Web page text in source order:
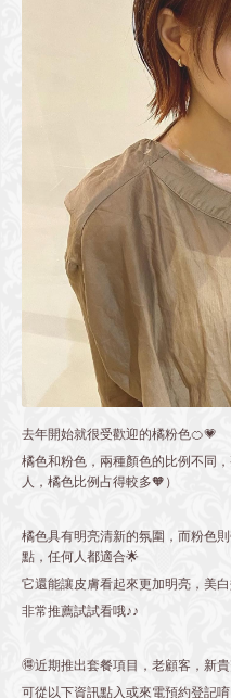
去年開始就很受歡迎的橘粉色🍊💗
橘色和粉色，兩種顏色的比例不同
人，橘色比例占得較多🧡）
橘色具有明亮清新的氛圍，而粉色
點，任何人都適合🌟
它還能讓皮膚看起來更加明亮，美
非常推薦試試看哦♪♪
🉐近期推出套餐項目，老顧客，新
可從以下資訊點入或來電預約登記唷